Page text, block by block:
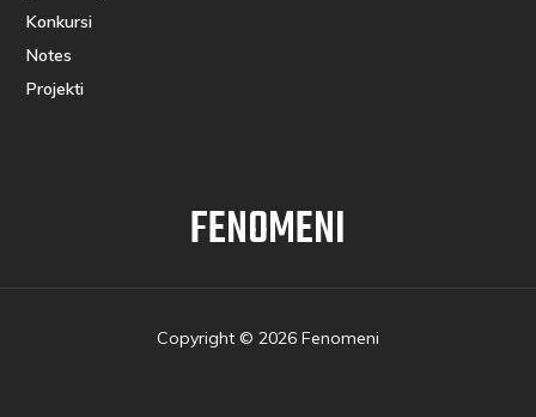
Konkursi
Notes
Projekti
FENOMENI
Copyright © 2026 Fenomeni